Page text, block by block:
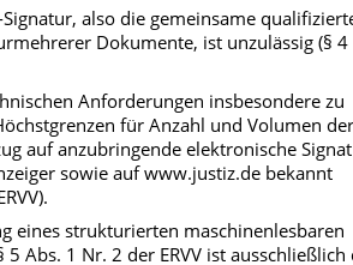
Signatur, also die gemeinsame
Dokumente, ist unzulässig (§ 4
Anforderungen insbesondere zu
für Anzahl und Volumen
auf anzubringende elektronische
sowie auf www.justiz.de bekannt
eines strukturierten maschinenlesbaren
5 Abs. 1 Nr. 2 der ERVV ist ausschließlich